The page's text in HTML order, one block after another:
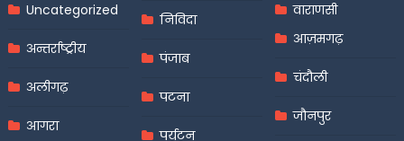
Uncategorized
अन्तर्राष्ट्रीय
अलीगढ़
आगरा
निविदा
पंजाब
पटना
पर्यटन
वाराणसी
आज़मगढ़
चंदौली
जौनपुर